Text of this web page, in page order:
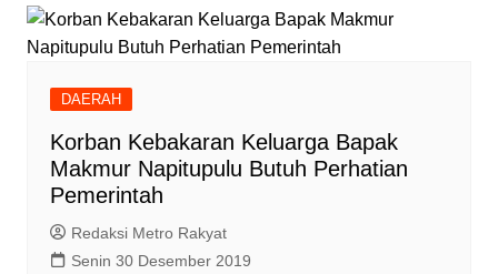
DAERAH
Korban Kebakaran Keluarga Bapak
Makmur Napitupulu Butuh Perhatian
Pemerintah
Redaksi Metro Rakyat
Senin 30 Desember 2019